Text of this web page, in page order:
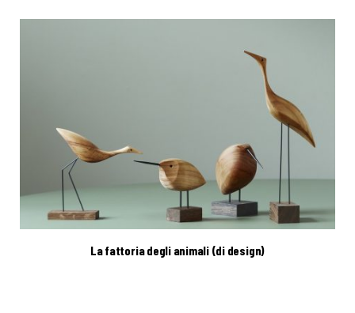
La fattoria degli animali (di design)